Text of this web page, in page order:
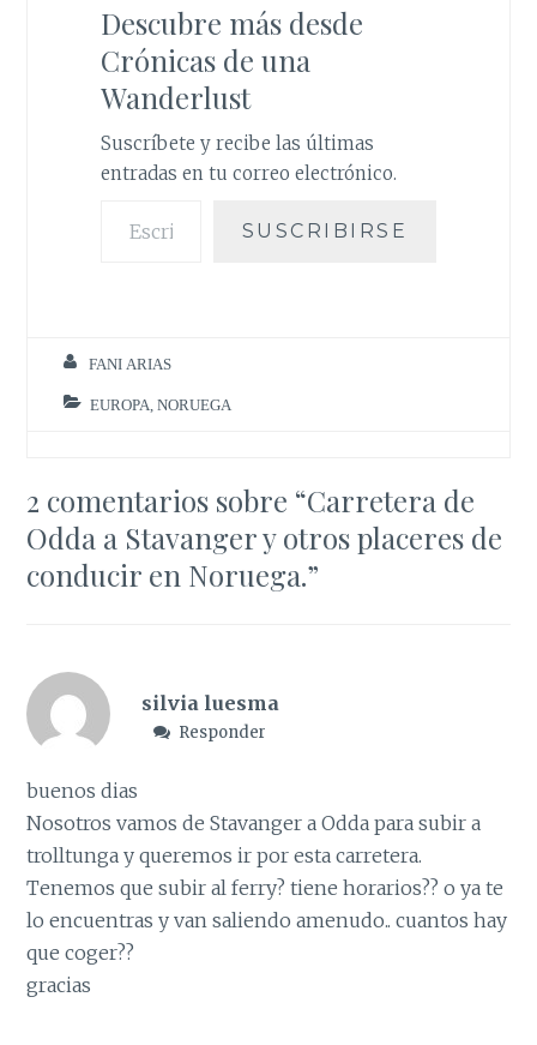
o
o
k
e
r
A
p
p
r
e
s
t
Descubre más desde
Crónicas de una
Wanderlust
Suscríbete y recibe las últimas
entradas en tu correo electrónico.
SUSCRIBIRSE
FANI ARIAS
EUROPA ,NORUEGA
2 comentarios sobre “Carretera de
Odda a Stavanger y otros placeres de
conducir en Noruega.”
silvia luesma
Responder
buenos dias
Nosotros vamos de Stavanger a Odda para subir a
trolltunga y queremos ir por esta carretera.
Tenemos que subir al ferry? tiene horarios?? o ya te
lo encuentras y van saliendo amenudo.. cuantos hay
que coger??
gracias